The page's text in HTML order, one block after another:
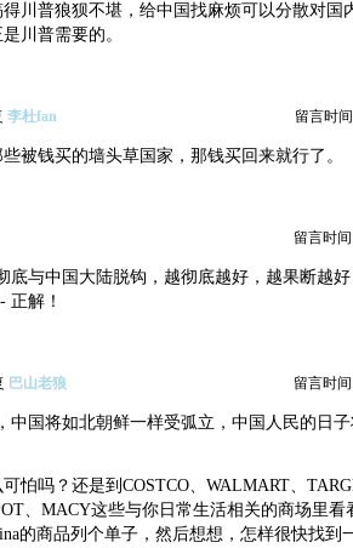
川普狼狈不堪，给中国找麻烦可以分散对国
川普需要的。
李杜fan 留言时
被钱买的墙头草国家，那钱买回来就行了。
留言时间
底与中国大陆脱钩，越彻底越好，越果断越
正解！
巴山老狼 留言时间
中国将如北朝鲜一样受弧立，中国人民的日
怕吗？还是到COSTCO、WALMART、
、MACY这些与你日常生活相关的商场里看
的商品列个单子，然后想想，怎样很快找到